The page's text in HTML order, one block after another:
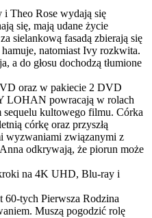
Theo Rose wydają się
się, mają udane życie
sielankową fasadą zbierają się
natomiast Ivy rozkwita.
a do głosu dochodzą tłumione
oraz w pakiecie 2 DVD
powracają w rolach
sequelu kultowego filmu. Córka
córkę oraz przyszłą
wyzwaniami związanymi z
odkrywają, że piorun może
na 4K UHD, Blu-ray i
tych Pierwsza Rodzina
Muszą pogodzić rolę